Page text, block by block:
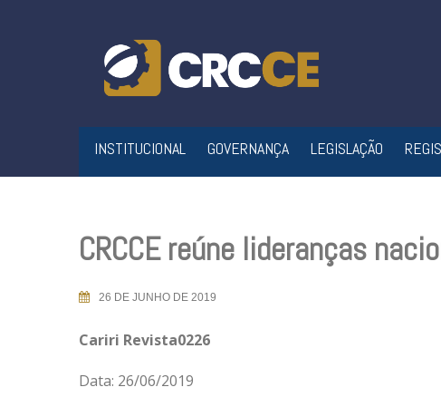
INSTITUCIONAL GOVERNANÇA LEGISLAÇÃO
CRCCE reúne lideranças
26 DE JUNHO DE 2019
Cariri Revista0226
Data: 26/06/2019